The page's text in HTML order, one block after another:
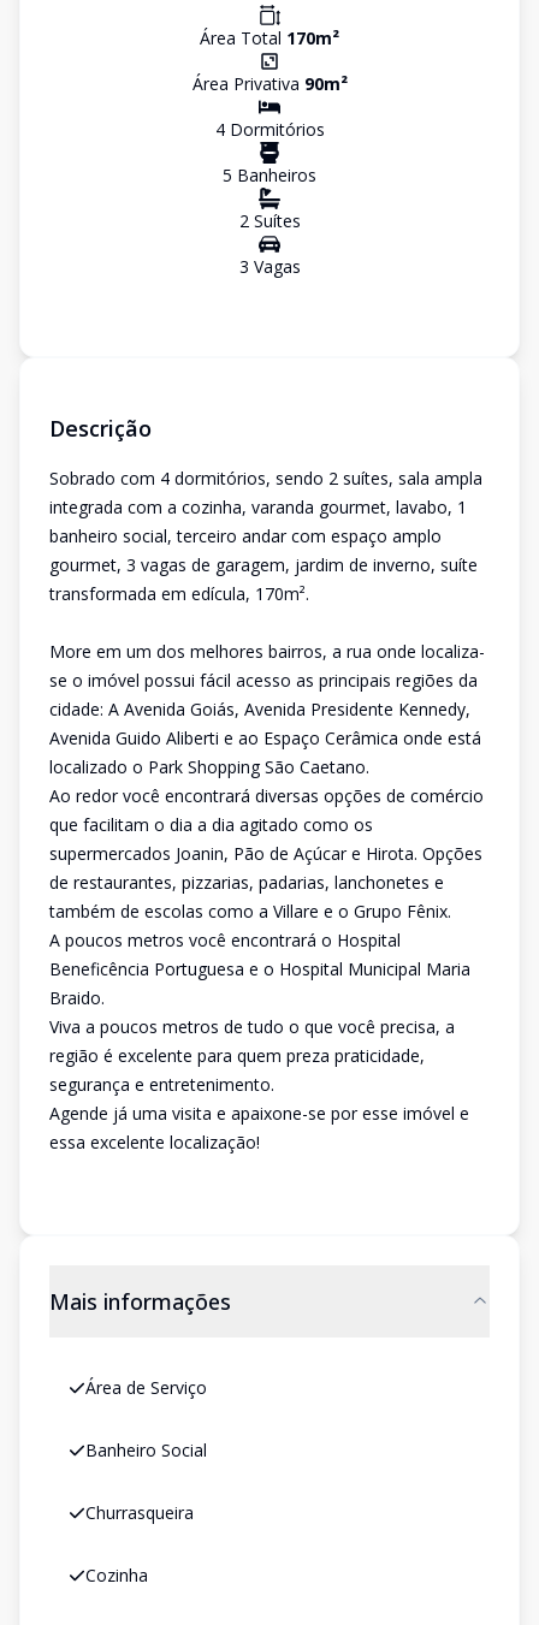
Área Total 170m²
Área Privativa 90m²
4Dormitórios
5 Banheiros
2Suítes
3 Vagas
Descrição
Sobrado com 4 dormitórios, sendo 2 suítes, sala ampla
integrada com a cozinha, varanda gourmet, lavabo, 1
banheiro social, terceiro andar com espaço amplo
gourmet, 3 vagas de garagem, jardim de inverno, suíte
transformada em edícula, 170m².
More em um dos melhores bairros, a rua onde localiza-
se o imóvel possui fácil acesso as principais regiões da
cidade: A Avenida Goiás, Avenida Presidente Kennedy,
Avenida Guido Aliberti e ao Espaço Cerâmica onde está
localizado o Park Shopping São Caetano.
Ao redor você encontrará diversas opções de comércio
que facilitam o dia a dia agitado como os
supermercados Joanin, Pão de Açúcar e Hirota. Opções
de restaurantes, pizzarias, padarias, lanchonetes e
também de escolas como a Villare e o Grupo Fênix.
A poucos metros você encontrará o Hospital
Beneficência Portuguesa e o Hospital Municipal Maria
Braido.
Viva a poucos metros de tudo o que você precisa, a
região é excelente para quem preza praticidade,
segurança e entretenimento.
Agende já uma visita e apaixone-se por esse imóvel e
essa excelente localização!
Mais informações
Área de Serviço
Banheiro Social
Churrasqueira
Cozinha